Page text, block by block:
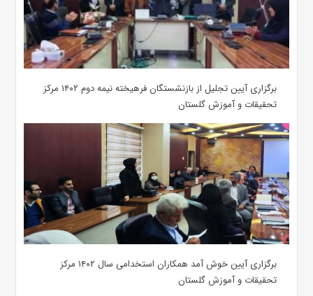
برگزاری آیین تجلیل از بازنشستگان فرهیخته نیمه دوم ۱۴۰۲ مرکز
تحقیقات و آموزش گلستان
برگزاری آیین خوش آمد همکاران استخدامی سال ۱۴۰۲ مرکز
تحقیقات و آموزش گلستان